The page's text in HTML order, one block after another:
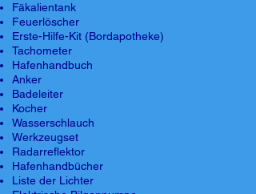
Fäkalientank
Feuerlöscher
Erste-Hilfe-Kit (Bordapotheke)
Tachometer
Hafenhandbuch
Anker
Badeleiter
Kocher
Wasserschlauch
Werkzeugset
Radarreflektor
Hafenhandbücher
Liste der Lichter